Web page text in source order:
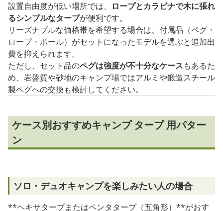
設置自由度が低い場所では、
ロープとカラビナで木に張れ
るシンプルなタープが便利です。
リーズナブルな価格帯を希望する場合は、付属品（ペグ・
ロープ・ポール）がセットになったモデルを選ぶと追加出
費を抑えられます。
ただし、セット品のペグは強度が不十分なケースもあるた
め、岩盤質や砂地のキャンプ場ではアルミや鍛造スチール
製ペグへの交換も検討してください。
ケース別おすすめキャンプ タープ 用パター
ン
ソロ・デュオキャンプを楽しみたい人の場合
**ヘキサタープまたはペンタタープ（五角形）**がおす